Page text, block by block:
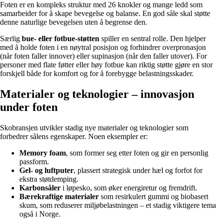
Foten er en kompleks struktur med 26 knokler og mange ledd som
samarbeider for å skape bevegelse og balanse. En god såle skal støtte
denne naturlige bevegelsen uten å begrense den.
Særlig bue- eller fotbue-støtten spiller en sentral rolle. Den hjelper
med å holde foten i en nøytral posisjon og forhindrer overpronasjon
(når foten faller innover) eller supinasjon (når den faller utover). For
personer med flate føtter eller høy fotbue kan riktig støtte gjøre en stor
forskjell både for komfort og for å forebygge belastningsskader.
Materialer og teknologier – innovasjon
under foten
Skobransjen utvikler stadig nye materialer og teknologier som
forbedrer sålens egenskaper. Noen eksempler er:
Memory foam, som former seg etter foten og gir en personlig
passform.
Gel- og luftputer, plassert strategisk under hæl og forfot for
ekstra støtdemping.
Karbonsåler i løpesko, som øker energiretur og fremdrift.
Bærekraftige materialer som resirkulert gummi og biobasert
skum, som reduserer miljøbelastningen – et stadig viktigere tema
også i Norge.